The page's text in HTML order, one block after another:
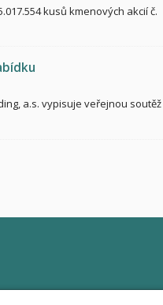
kusů kmenových akcií č.
a.s. vypisuje veřejnou soutěž